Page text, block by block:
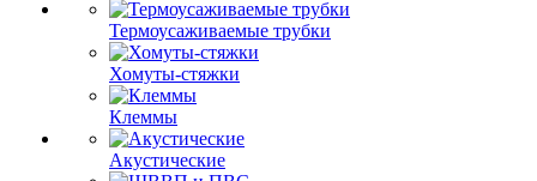
Термоусаживаемые трубки
Хомуты-стяжки
Клеммы
Акустические